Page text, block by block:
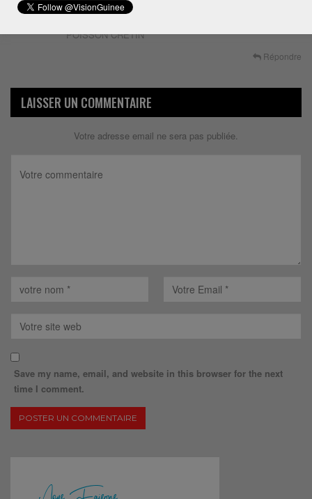
INTELLECTUEL. EN T ECOUTANTS , ON SE REND
POISSON CRETIN
Répondre
LAISSER UN COMMENTAIRE
Votre adresse email ne sera pas publiée.
Save my name, email, and website in this browser for the next
time I comment.